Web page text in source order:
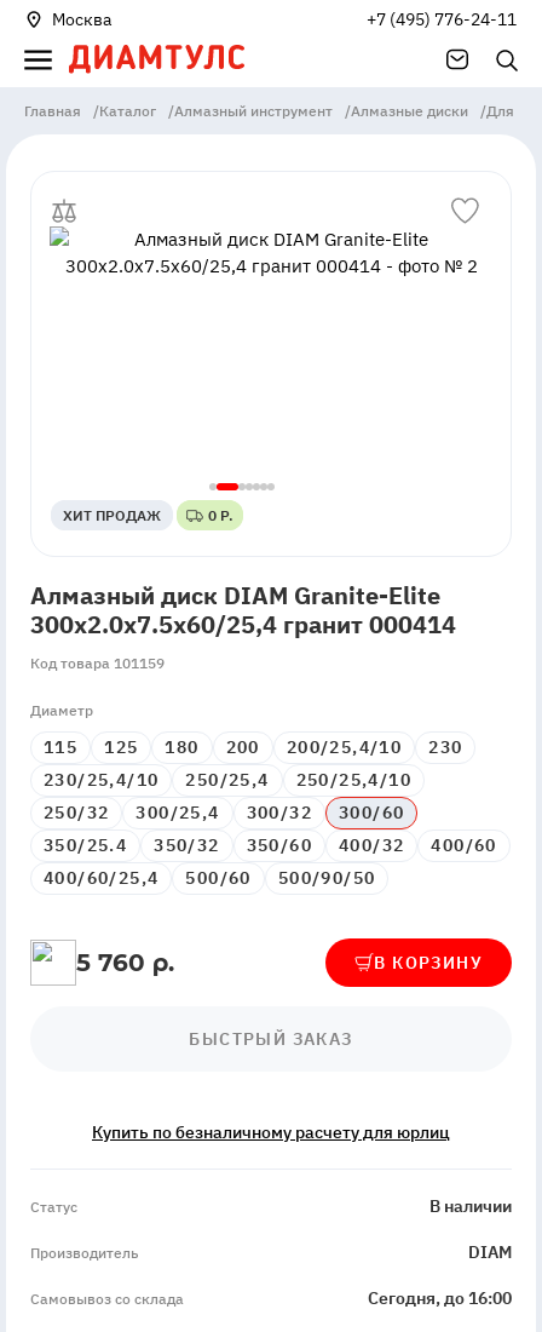
Москва +7 (495) 776-24-11
Главная /Каталог /Алмазный инструмент /Алмазные диски /Для
ХИТ ПРОДАЖ 0 Р.
ХИТ ПРОДАЖ 0 Р.
Алмазный диск DIAM Granite-Elite
300x2.0x7.5x60/25,4 гранит 000414
Код товара 101159
Диаметр
115 125 180 200 200/25,4/10
230
230/25,4/10
250/25,4
250/25,4/10
250/32
300/25,4 300/32
300/60
350/25.4
350/32 350/60 400/32
400/60
400/60/25,4
500/60 500/90/50
5 760 р. В КОРЗИНУ
БЫСТРЫЙ ЗАКАЗ
Купить по безналичному расчету для юрлиц
Статус В наличии
Производитель DIAM
Самовывоз со склада Сегодня, до 16:00